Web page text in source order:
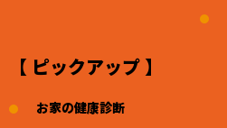
【 ピックアップ 】
お家の健康診断